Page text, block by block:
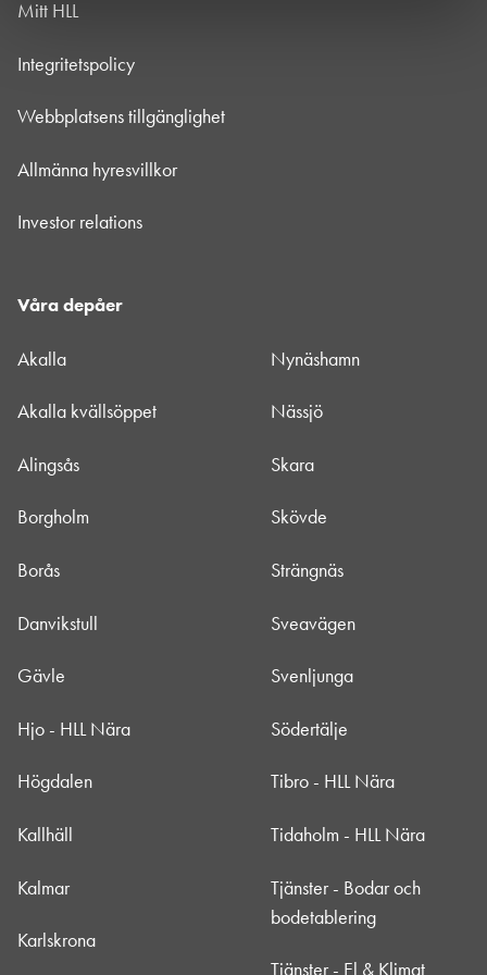
Mitt HLL
Integritetspolicy
Webbplatsens tillgänglighet
Allmänna hyresvillkor
Investor relations
Våra depåer
Akalla
Akalla kvällsöppet
Alingsås
Borgholm
Borås
Danvikstull
Gävle
Hjo - HLL Nära
Högdalen
Kallhäll
Kalmar
Karlskrona
Nynäshamn
Nässjö
Skara
Skövde
Strängnäs
Sveavägen
Svenljunga
Södertälje
Tibro - HLL Nära
Tidaholm - HLL Nära
Tjänster - Bodar och
bodetablering
Tjänster - El & Klimat